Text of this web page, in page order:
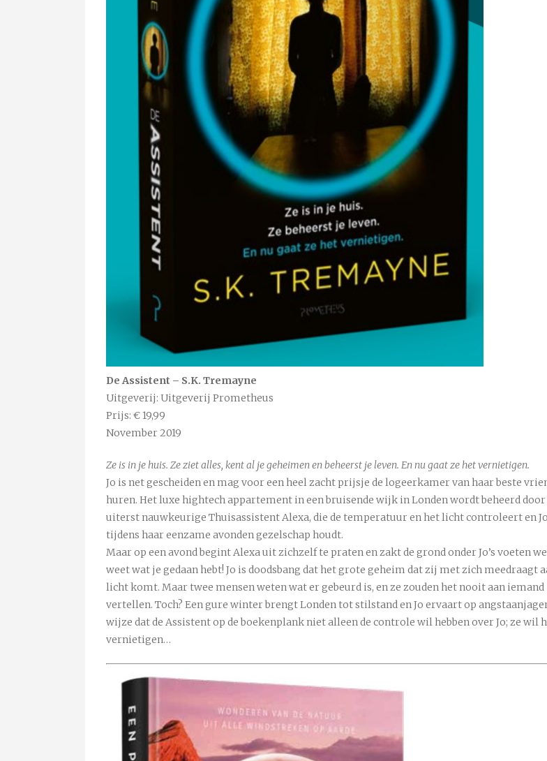
De Assistent – S.K. Tremayne
Uitgeverij: Uitgeverij Prometheus
Prijs: € 19,99
November 2019
Ze is in je huis. Ze ziet alles, kent al je geheimen en beheerst je leven. En nu gaat ze het vernietigen.
Jo is net gescheiden en mag voor een heel zacht prijsje de logeerkamer van haar beste
huren. Het luxe hightech appartement in een bruisende wijk in Londen wordt beheerd door
uiterst nauwkeurige Thuisassistent Alexa, die de temperatuur en het licht controleert en Jo
tijdens haar eenzame avonden gezelschap houdt.
Maar op een avond begint Alexa uit zichzelf te praten en zakt de grond onder Jo’s voeten
weet wat je gedaan hebt! Jo is doodsbang dat het grote geheim dat zij met zich meedraagt
licht komt. Maar twee mensen weten wat er gebeurd is, en ze zouden het nooit aan iemand
vertellen. Toch? Een gure winter brengt Londen tot stilstand en Jo ervaart op
wijze dat de Assistent op de boekenplank niet alleen de controle wil hebben over Jo; ze wil
vernietigen…